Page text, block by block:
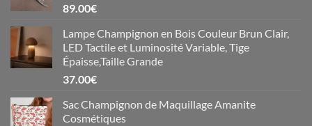
89.00€
Lampe Champignon en Bois Couleur Brun Clair,
LED Tactile et Luminosité Variable, Tige
Épaisse,Taille Grande
37.00€
Sac Champignon de Maquillage Amanite
Cosmétiques